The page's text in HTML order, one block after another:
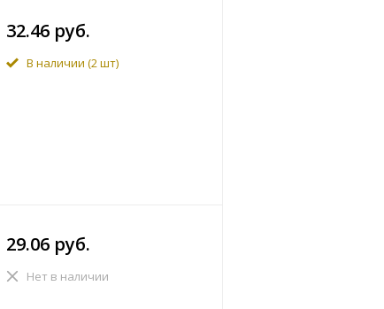
32.46 руб.
В наличии (2 шт)
29.06 руб.
Нет в наличии